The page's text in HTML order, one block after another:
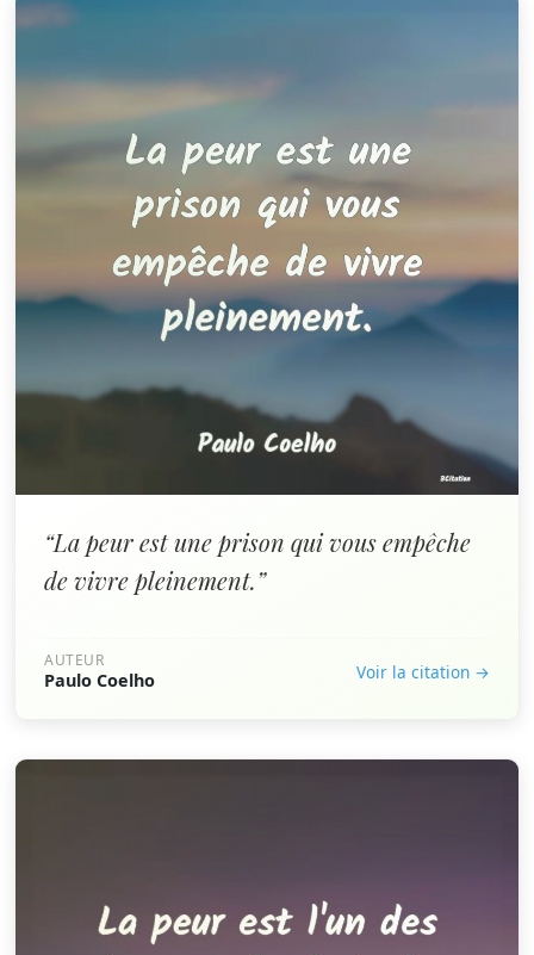
“La peur est une prison qui vous empêche
de vivre pleinement.”
AUTEUR
Paulo Coelho Voir la citation →